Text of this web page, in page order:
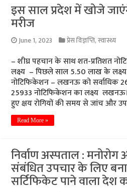
इस साल प्रदेश में खोजे
मरीज
June 1, 2023 प्रेस विज्ञप्ति,स्वास्थ्य
– शीघ्र पहचान के साथ शत-प्रतिशत
लक्ष्य – पिछले साल 5.50 लाख के
नोटिफिकेशन – लखनऊ को सर्वाधिक
25933 नोटिफिकेशन का लक्ष्य
हुए क्षय रोगियों की समय से जांच और
Read More »
निर्वाण अस्पताल :
संबंधित उपचार के लिए
सर्टिफिकेट पाने वाला देश